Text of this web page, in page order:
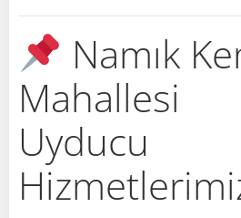
Namık
Mahallesi
Uyducu